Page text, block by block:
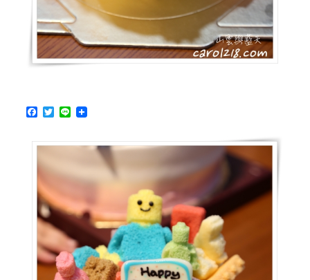
生
日
蛋
糕
（新
黛
兒、
落
小
夥
伴
造
F
e
o
o
k
T
t
L
e